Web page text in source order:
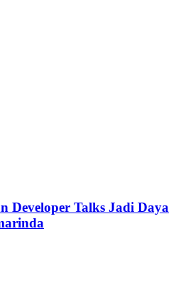
Developer Talks Jadi Daya